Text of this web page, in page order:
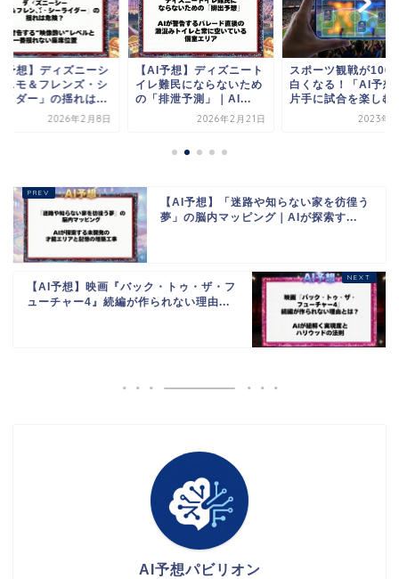
予想】ディズニーシ
ニモ＆フレンズ・シ
イダー」の揺れは...
2026年2月8日
【AI予想】ディズニート
イレ難民にならないため
の「排泄予測」｜AI...
2026年2月21日
スポーツ観戦が100
白くなる！「AI予想
片手に試合を楽しむ
2023年1
【AI予想】「迷路や知らない家を彷徨う
夢」の脳内マッピング｜AIが探索す...
【AI予想】映画『バック・トゥ・ザ・フ
ューチャー4』続編が作られない理由...
AI予想パビリオン